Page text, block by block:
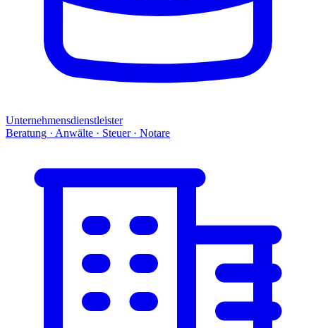
Unternehmensdienstleister
Beratung · Anwälte · Steuer · Notare